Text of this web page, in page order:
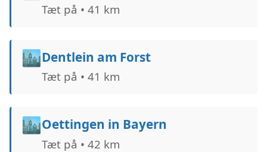
Tæt på • 41 km
🏙️Dentlein am Forst
Tæt på • 41 km
🏙️Oettingen in Bayern
Tæt på • 42 km